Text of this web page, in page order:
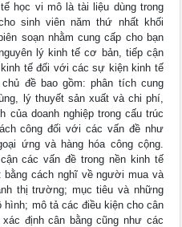
học vi mô là tài liệu dùng trong
sinh viên năm thứ nhất khối
soạn nhằm cung cấp cho bạn
lý kinh tế cơ bản, tiếp cận
tế đối với các sự kiện kinh tế
đề bao gồm: phân tích cung
lý thuyết sản xuất và chi phí,
của doanh nghiệp trong cấu trúc
công đối với các vấn đề như
ứng và hàng hóa công cộng.
các vấn đề trong nền kinh tế
bằng cách nghĩ về người mua và
thị trường; mục tiêu và những
hình; mô tả các điều kiện cho cân
định cân bằng cũng như các